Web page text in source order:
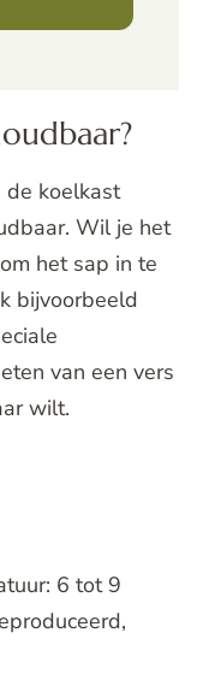
de koelkast
Wil je het
het sap in te
bijvoorbeeld
van een vers
wilt.
6 tot 9